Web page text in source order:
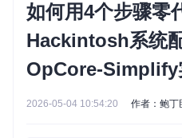
如何用4个步骤零
Hackintosh系统
OpCore-Simplify
2026-05-04 10:54:20 作者：鲍丁